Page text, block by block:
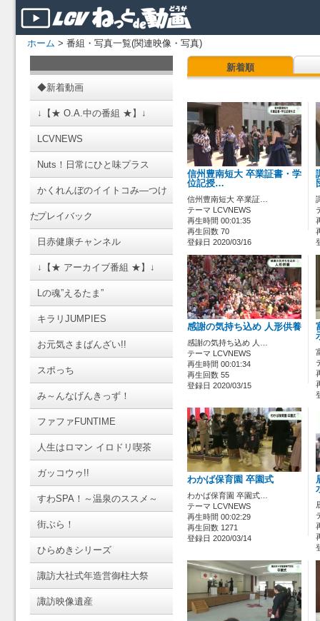
ホーム > 番組・写真一覧(関連映像・写真)
◆新着動画
↓【★ O.A.中の番組 ★】↓
LCVNEWS
Nuts！日常にひと味プラス
かくれんぼのイイトコみ―つけ
たプレイバック
日赤健康チャンネル
↓【★ アーカイブ番組 ★】↓
Lの魂”えるたま”
キラリJUMPIES
お元気さまばんざい!!
スポっち
み～んなげんきっず！
ファファFUNTIME
人生はロマン イロドリ喫茶
ガッコウゥ!!
すわSPA！～温泉のススメ～
街ぶら！
ひらめきシリーズ
諏訪大社式年造営御柱大祭
諏訪映像遺産
新着順
信州豊南短大 卒業証書・学
位記授…
信州豊南短大 卒業証…
テーマ LCVNEWS
再生時間 00:01:35
再生回数 70
登録日 2020/03/16
感謝の気持ち込め 人形供養
感謝の気持ち込め 人…
テーマ LCVNEWS
再生時間 00:01:34
再生回数 55
登録日 2020/03/15
わかば保育園 卒園式
わかば保育園 卒園式…
テーマ LCVNEWS
再生時間 00:02:29
再生回数 1271
登録日 2020/03/14